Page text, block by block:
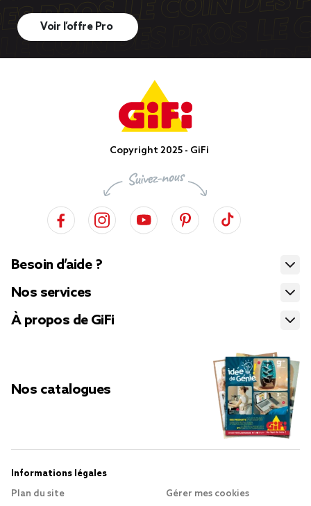
Voir l’offre Pro
Copyright 2025 - GiFi
Besoin d’aide ?
Nos services
À propos de GiFi
Nos catalogues
Informations légales
Plan du site
Gérer mes cookies